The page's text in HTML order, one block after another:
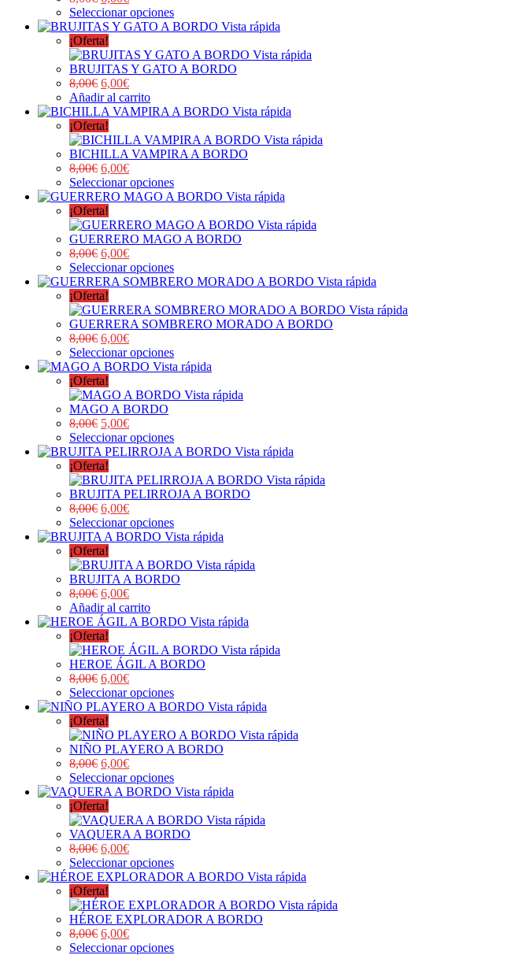
Seleccionar opciones
Vista rápida
¡Oferta!
Vista rápida
BRUJITAS Y GATO A BORDO
8,00€ 6,00€
Añadir al carrito
Vista rápida
¡Oferta!
Vista rápida
BICHILLA VAMPIRA A BORDO
8,00€ 6,00€
Seleccionar opciones
Vista rápida
¡Oferta!
Vista rápida
GUERRERO MAGO A BORDO
8,00€ 6,00€
Seleccionar opciones
Vista rápida
¡Oferta!
Vista rápida
GUERRERA SOMBRERO MORADO A BORDO
8,00€ 6,00€
Seleccionar opciones
Vista rápida
¡Oferta!
Vista rápida
MAGO A BORDO
8,00€ 5,00€
Seleccionar opciones
Vista rápida
¡Oferta!
Vista rápida
BRUJITA PELIRROJA A BORDO
8,00€ 6,00€
Seleccionar opciones
Vista rápida
¡Oferta!
Vista rápida
BRUJITA A BORDO
8,00€ 6,00€
Añadir al carrito
Vista rápida
¡Oferta!
Vista rápida
HEROE ÁGIL A BORDO
8,00€ 6,00€
Seleccionar opciones
Vista rápida
¡Oferta!
Vista rápida
NIÑO PLAYERO A BORDO
8,00€ 6,00€
Seleccionar opciones
Vista rápida
¡Oferta!
Vista rápida
VAQUERA A BORDO
8,00€ 6,00€
Seleccionar opciones
Vista rápida
¡Oferta!
Vista rápida
HÉROE EXPLORADOR A BORDO
8,00€ 6,00€
Seleccionar opciones